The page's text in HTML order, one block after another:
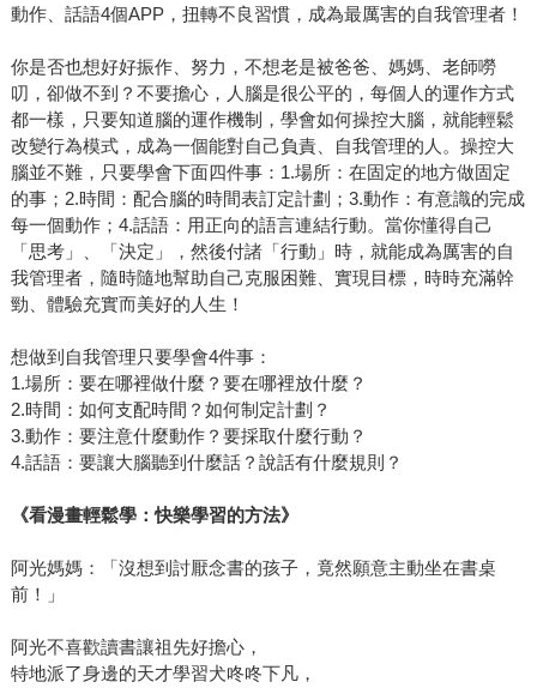
動作、話語4個APP，扭轉不良習慣，成為最厲害的自我管理者！
你是否也想好好振作、努力，不想老是被爸爸、媽媽、老師嘮
叨，卻做不到？不要擔心，人腦是很公平的，每個人的運作方式
都一樣，只要知道腦的運作機制，學會如何操控大腦，就能輕鬆
改變行為模式，成為一個能對自己負責、自我管理的人。操控大
腦並不難，只要學會下面四件事：1.場所：在固定的地方做固定
的事；2.時間：配合腦的時間表訂定計劃；3.動作：有意識的完成
每一個動作；4.話語：用正向的語言連結行動。當你懂得自己
「思考」、「決定」，然後付諸「行動」時，就能成為厲害的自
我管理者，隨時隨地幫助自己克服困難、實現目標，時時充滿幹
勁、體驗充實而美好的人生！
想做到自我管理只要學會4件事：
1.場所：要在哪裡做什麼？要在哪裡放什麼？
2.時間：如何支配時間？如何制定計劃？
3.動作：要注意什麼動作？要採取什麼行動？
4.話語：要讓大腦聽到什麼話？說話有什麼規則？
《看漫畫輕鬆學：快樂學習的方法》
阿光媽媽：「沒想到討厭念書的孩子，竟然願意主動坐在書桌
前！」
阿光不喜歡讀書讓祖先好擔心，
特地派了身邊的天才學習犬咚咚下凡，